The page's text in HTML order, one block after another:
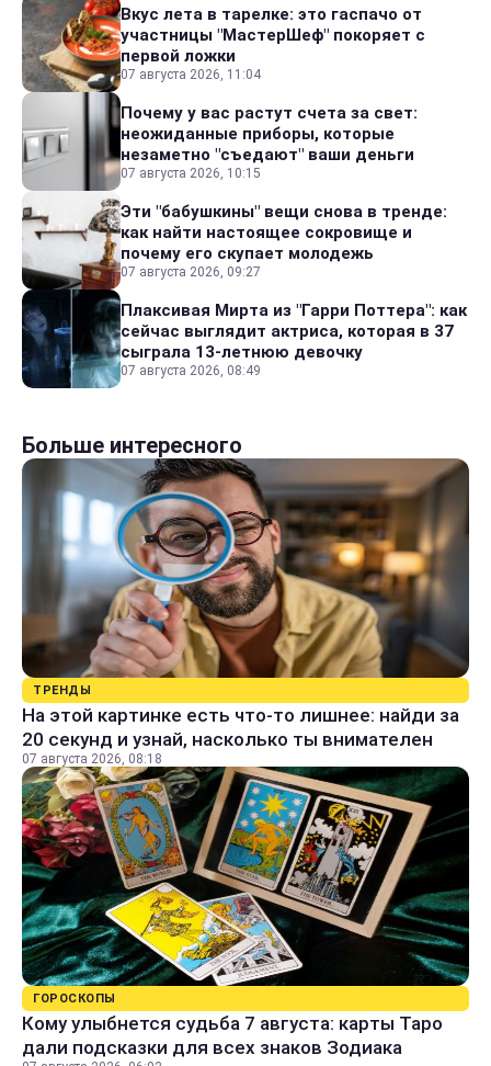
Вкус лета в тарелке: это гаспачо от
участницы "МастерШеф" покоряет с
первой ложки
07 августа 2026, 11:04
Почему у вас растут счета за свет:
неожиданные приборы, которые
незаметно "съедают" ваши деньги
07 августа 2026, 10:15
Эти "бабушкины" вещи снова в тренде:
как найти настоящее сокровище и
почему его скупает молодежь
07 августа 2026, 09:27
Плаксивая Мирта из "Гарри Поттера": как
сейчас выглядит актриса, которая в 37
сыграла 13-летнюю девочку
07 августа 2026, 08:49
Больше интересного
ТРЕНДЫ
На этой картинке есть что-то лишнее: найди за
20 секунд и узнай, насколько ты внимателен
07 августа 2026, 08:18
ГОРОСКОПЫ
Кому улыбнется судьба 7 августа: карты Таро
дали подсказки для всех знаков Зодиака